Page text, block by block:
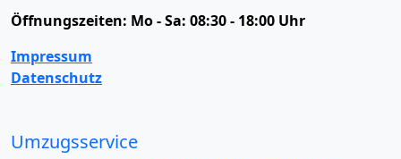
Öffnungszeiten: Mo - Sa: 08:30 - 18:00 Uhr
Impressum
Datenschutz
Umzugsservice